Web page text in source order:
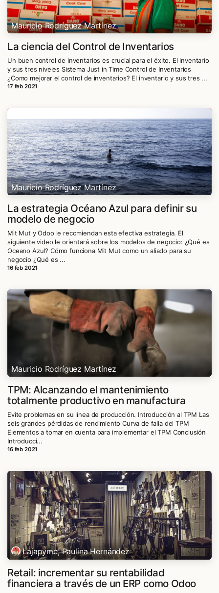
Mauricio Rodríguez Martínez
La ciencia del Control de Inventarios
Un buen control de inventarios es crucial para el éxito. El inventario
y sus tres niveles Sistema Just in Time Control de Inventarios
¿Como mejorar el control de inventarios? El inventario y sus tres ...
17 feb 2021
Mauricio Rodríguez Martínez
La estrategia Océano Azul para definir su
modelo de negocio
Mit Mut y Odoo le recomiendan esta efectiva estrategia. El
siguiente video le orientará sobre los modelos de negocio: ¿Qué es
Oceano Azul? Cómo funciona Mit Mut como un aliado para su
negocio ¿Qué es ...
16 feb 2021
Mauricio Rodríguez Martínez
TPM: Alcanzando el mantenimiento
totalmente productivo en manufactura
Evite problemas en su línea de producción. Introducción al TPM Las
seis grandes pérdidas de rendimiento Curva de falla del TPM
Elementos a tomar en cuenta para implementar el TPM Conclusión
Introducci...
16 feb 2021
Lajapyme, Paulina Hernández
Retail: incrementar su rentabilidad
financiera a través de un ERP como Odoo